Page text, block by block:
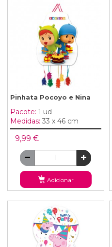
Pinhata Pocoyo e Nina
Pacote: 1 ud
Medidas: 33 x 46 cm
9,99 €
Adicionar